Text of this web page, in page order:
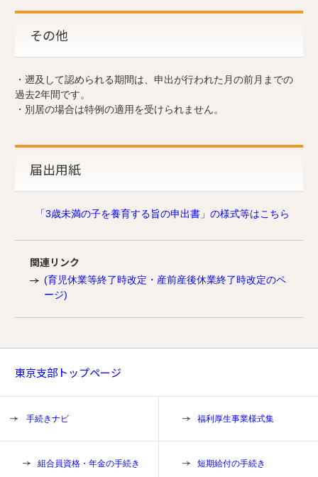
その他
・遡及して認められる期間は、申出が行われた月の前月までの
過去2年間です。
・別居の場合は特例の適用を受けられません。
届出用紙
「3歳未満の子を養育する旨の申出書」の様式等はこちら
関連リンク
(育児休業等終了時改定・産前産後休業終了時改定のペ
ージ)
東京支部トップページ
手続きナビ 福利厚生事業様式集
組合員資格・年金の手続き 短期給付の手続き